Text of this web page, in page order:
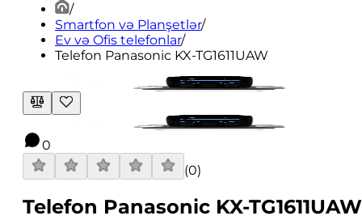
/
Smartfon və Planşetlər/
Ev və Ofis telefonlar/
Telefon Panasonic KX-TG1611UAW
0
(0)
Telefon Panasonic KX-TG1611UAW